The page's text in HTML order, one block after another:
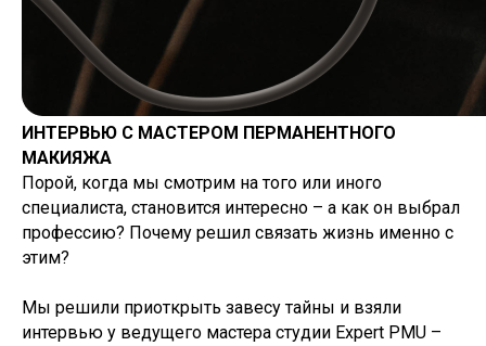
ИНТЕРВЬЮ С МАСТЕРОМ ПЕРМАНЕНТНОГО
МАКИЯЖА
Порой, когда мы смотрим на того или иного
специалиста, становится интересно – а как он выбрал
профессию? Почему решил связать жизнь именно с
этим?
Мы решили приоткрыть завесу тайны и взяли
интервью у ведущего мастера студии Expert PMU –